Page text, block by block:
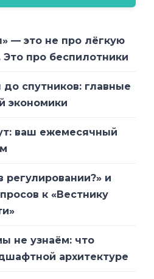
— это не про лёгкую
про беспилотники
спутников: главные
экономики
ваш ежемесячный
регулировании?» и
к «Вестнику
не узнаём: что
архитектуре